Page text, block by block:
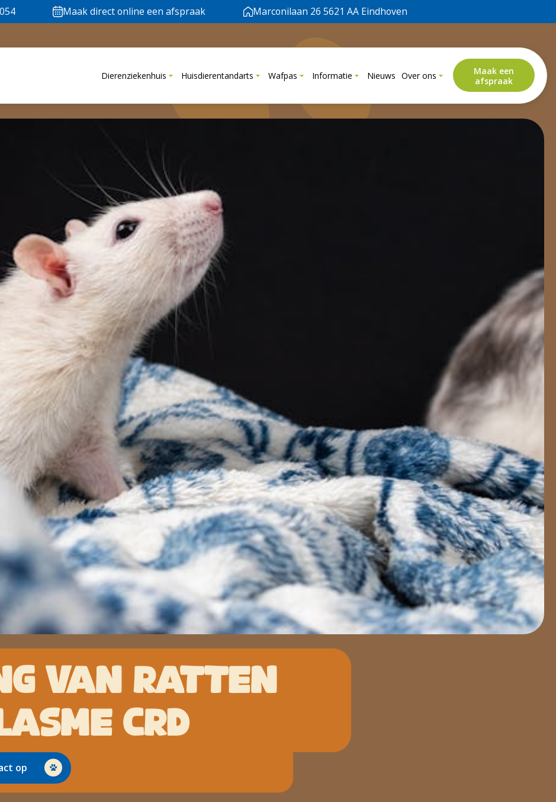
Maak direct online een afspraak Marconilaan 26 5621 AA Eindhoven
Dierenziekenhuis Huisdierentandarts Wafpas Informatie Nieuws Over ons
Maak een
afspraak
VAN RATTEN
CRD
op